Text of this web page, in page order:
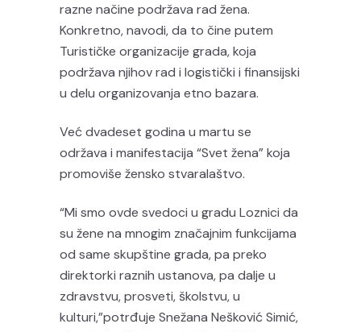
razne načine podržava rad žena.
Konkretno, navodi, da to čine putem
Turističke organizacije grada, koja
podržava njihov rad i logistički i finansijski
u delu organizovanja etno bazara.
Već dvadeset godina u martu se
održava i manifestacija “Svet žena” koja
promoviše žensko stvaralaštvo.
“Mi smo ovde svedoci u gradu Loznici da
su žene na mnogim značajnim funkcijama
od same skupštine grada, pa preko
direktorki raznih ustanova, pa dalje u
zdravstvu, prosveti, školstvu, u
kulturi,”potrđuje Snežana Nešković Simić,